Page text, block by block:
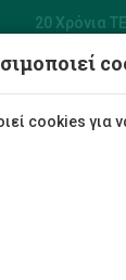
20 Χρόνια
cookies για